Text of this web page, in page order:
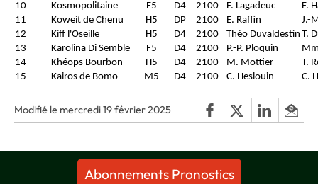
10
Kosmopolitaine F5 D4 2100 F. Lagadeuc
F.
11
Koweit de Chenu H5 DP 2100 E. Raffin
J.-
12
Kiff l'Oseille H5 D4 2100 Théo Duvaldestin T.
13
Karolina Di Semble F5 D4 2100 P.-P. Ploquin
14
Khéops Bourbon H5 D4 2100 M. Mottier
T.
15
Kairos de Bomo M5 D4 2100 C. Heslouin C.
Modifié le mercredi 19 février 2025
Abonnements Pronostics